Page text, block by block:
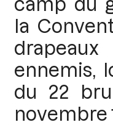
la
ennemis,
du 22
novembre